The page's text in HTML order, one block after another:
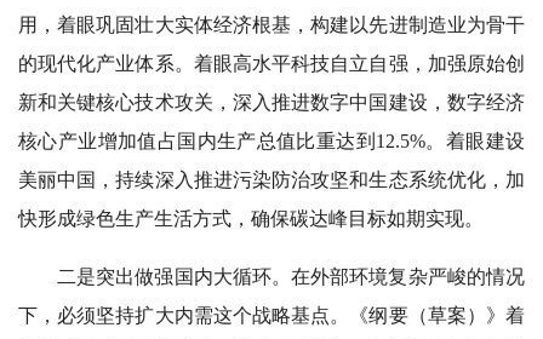
用，着眼巩固壮大实体经济根基，构建以先进制造业为骨干
的现代化产业体系。着眼高水平科技自立自强，加强原始创
新和关键核心技术攻关，深入推进数字中国建设，数字经济
核心产业增加值占国内生产总值比重达到12.5%。着眼建设
美丽中国，持续深入推进污染防治攻坚和生态系统优化，加
快形成绿色生产生活方式，确保碳达峰目标如期实现。
二是突出做强国内大循环。在外部环境复杂严峻的情况
下，必须坚持扩大内需这个战略基点。《纲要（草案）》着